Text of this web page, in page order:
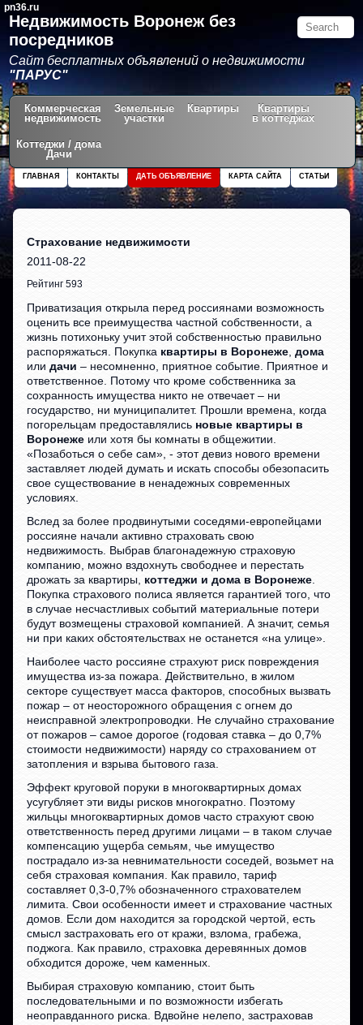
pn36.ru
Недвижимость Воронеж без
посредников
Сайт бесплатных объявлений о недвижимости
"ПАРУС"
Коммерческая
недвижимость
Земельные
участки
Квартиры
Квартиры
в коттеджах
Коттеджи / дома
Дачи
СТАТЬИ
КАРТА САЙТА
ДАТЬ ОБЪЯВЛЕНИЕ
КОНТАКТЫ
ГЛАВНАЯ
Страхование недвижимости
2011-08-22
Рейтинг 593
Приватизация открыла перед россиянами возможность
оценить все преимущества частной собственности, а
жизнь потихоньку учит этой собственностью правильно
распоряжаться. Покупка квартиры в Воронеже ,дома
илидачи – несомненно, приятное событие. Приятное и
ответственное. Потому что кроме собственника за
сохранность имущества никто не отвечает – ни
государство, ни муниципалитет. Прошли времена, когда
погорельцам предоставлялись новые квартиры в
Воронеже или хотя бы комнаты в общежитии.
«Позаботься о себе сам», - этот девиз нового времени
заставляет людей думать и искать способы обезопасить
свое существование в ненадежных современных
условиях.
Вслед за более продвинутыми соседями-европейцами
россияне начали активно страховать свою
недвижимость. Выбрав благонадежную страховую
компанию, можно вздохнуть свободнее и перестать
дрожать за квартиры, коттеджи и дома в Воронеже
Покупка страхового полиса является гарантией того, что
в случае несчастливых событий материальные потери
будут возмещены страховой компанией. А значит, семья
ни при каких обстоятельствах не останется «на улице».
Наиболее часто россияне страхуют риск повреждения
имущества из-за пожара. Действительно, в жилом
секторе существует масса факторов, способных вызвать
пожар – от неосторожного обращения с огнем до
неисправной электропроводки. Не случайно страхование
от пожаров – самое дорогое (годовая ставка – до 0,7%
стоимости недвижимости) наряду со страхованием от
затопления и взрыва бытового газа.
Эффект круговой поруки в многоквартирных домах
усугубляет эти виды рисков многократно. Поэтому
жильцы многоквартирных домов часто страхуют свою
ответственность перед другими лицами – в таком случае
компенсацию ущерба семьям, чье имущество
пострадало из-за невнимательности соседей, возьмет на
себя страховая компания. Как правило, тариф
составляет 0,3-0,7% обозначенного страхователем
лимита. Свои особенности имеет и страхование частных
домов. Если дом находится за городской чертой, есть
смысл застраховать его от кражи, взлома, грабежа,
поджога. Как правило, страховка деревянных домов
обходится дороже, чем каменных.
Выбирая страховую компанию, стоит быть
последовательными и по возможности избегать
неоправданного риска. Вдвойне нелепо, застраховав